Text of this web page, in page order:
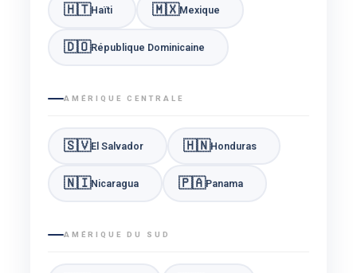
🇭🇹Haïti 🇲🇽Mexique
🇩🇴République Dominicaine
AMÉRIQUE CENTRALE
🇸🇻El Salvador 🇭🇳Honduras
🇳🇮Nicaragua 🇵🇦Panama
AMÉRIQUE DU SUD